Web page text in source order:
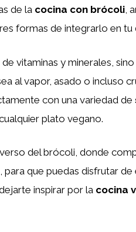
de la cocina con brócoli,
formas de integrarlo en tu
vitaminas y minerales,
al vapor, asado o incluso
con una variedad de
plato vegano.
del brócoli, donde
que puedas disfrutar de
inspirar por la cocina